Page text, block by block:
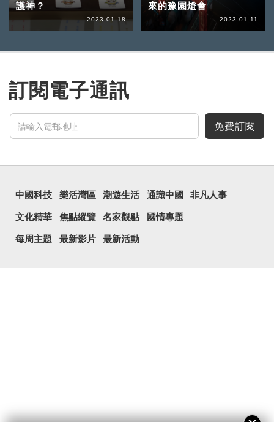
護神？
2023-01-18
來的豫園燈會
2023-01-11
訂閱電子通訊
免費訂閱
中國科技 樂活灣區 潮遊生活 通識中國 非凡人事
文化精華 焦點縱覽 名家觀點 國情專題
每周主題 最新影片 最新活動